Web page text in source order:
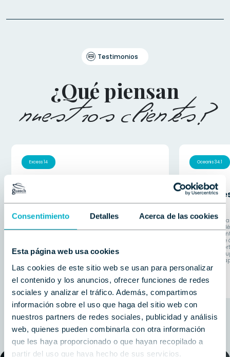
Consentimiento Detalles Acerca de las cookies
Esta página web usa cookies
Las cookies de este sitio web se usan para personalizar
el contenido y los anuncios, ofrecer funciones de redes
sociales y analizar el tráfico. Además, compartimos
información sobre el uso que haga del sitio web con
nuestros partners de redes sociales, publicidad y análisis
web, quienes pueden combinarla con otra información
que les haya proporcionado o que hayan recopilado a
partir del uso que haya hecho de sus servicios.
Testimonios
¿Qué piensan
nuestros clientes?
Excess 14
Expérience d'achat et de service
exceptionnelle
Il y a deux ans, nous avons acheté notre Excess 14
via Hermanos Guasch à Barcelone, et l'expérience
été irréprochable. Ils nous ont accompagnés tout
au long du processus de manière proche,
qui a fait toute la différence.
Alejandro T.
Oceanis 34.1
Un
pratique
Le
joué un rôle
suis
possible
facile et
Merci
dans cette